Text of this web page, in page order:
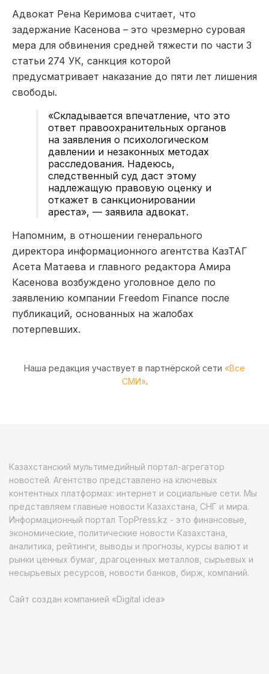
Адвокат Рена Керимова считает, что
задержание Касенова – это чрезмерно суровая
мера для обвинения средней тяжести по части 3
статьи 274 УК, санкция которой
предусматривает наказание до пяти лет лишения
свободы.
«Складывается впечатление, что это
ответ правоохранительных органов
на заявления о психологическом
давлении и незаконных методах
расследования. Надеюсь,
следственный суд даст этому
надлежащую правовую оценку и
откажет в санкционировании
ареста», — заявила адвокат.
Напомним, в отношении генерального
директора информационного агентства КазТАГ
Асета Матаева и главного редактора Амира
Касенова возбуждено уголовное дело по
заявлению компании Freedom Finance после
публикаций, основанных на жалобах
потерпевших.
Наша редакция участвует в партнёрской сети «Все
СМИ».
Казахстанский мультимедийный портал-агрегатор
новостей. Агентство представлено на ключевых
контентных платформах: интернет и социальные сети. Мы
представляем главные новости Казахстана, СНГ и мира.
Информационный портал TopPress.kz - это финансовые,
экономические, политические новости Казахстана,
аналитика, рейтинги, выводы и прогнозы, курсы валют и
рынки ценных бумаг, драгоценных металлов, сырьевых и
несырьевых ресурсов, новости банков, бирж, компаний.
Сайт создан компанией «Digital idea»